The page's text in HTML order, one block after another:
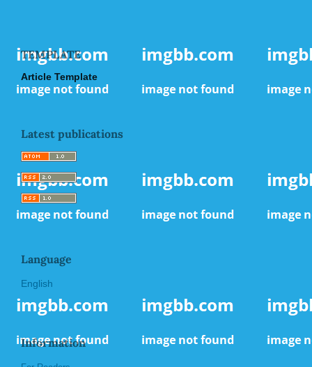
TEMPLATE
Article Template
Latest publications
Language
English
Information